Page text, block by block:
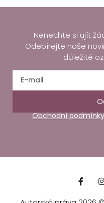
Nenechte si ujít
Odebírejte naše
důležité
Obchodní podmínky